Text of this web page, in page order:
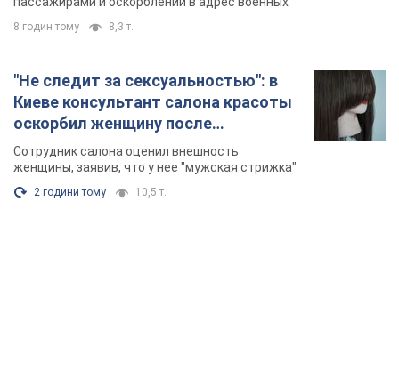
8 годин тому 8,3 т.
"Не следит за сексуальностью": в
Киеве консультант салона красоты
оскорбил женщину после
химиотерапии, разгорелся скандал.
Фото
Сотрудник салона оценил внешность
женщины, заявив, что у нее "мужская стрижка"
2 години тому 10,5 т.